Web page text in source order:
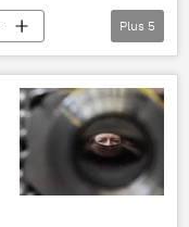
et tech
Plus 5